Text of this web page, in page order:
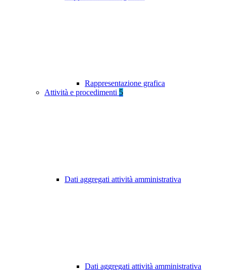
Rappresentazione grafica
Attività e procedimenti 5
Dati aggregati attività amministrativa
Dati aggregati attività amministrativa